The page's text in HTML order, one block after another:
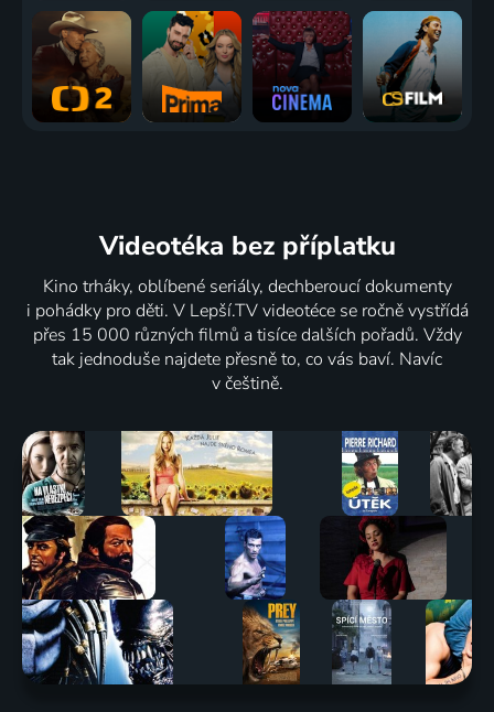
Videotéka bez příplatku
Kino trháky, oblíbené seriály, dechberoucí dokumenty
i pohádky pro děti. V Lepší.TV videotéce se ročně vystřídá
přes 15 000 různých filmů a tisíce dalších pořadů. Vždy
tak jednoduše najdete přesně to, co vás baví. Navíc
v češtině.